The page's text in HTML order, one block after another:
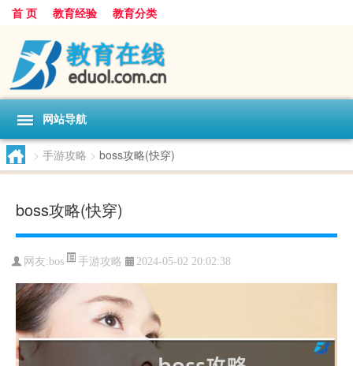
首 页 教育经验 教育分类
网站导航
> 手游攻略 > boss攻略(快穿)
boss攻略(快穿)
网友:bos 手游攻略 2024-05-02 20:02:38